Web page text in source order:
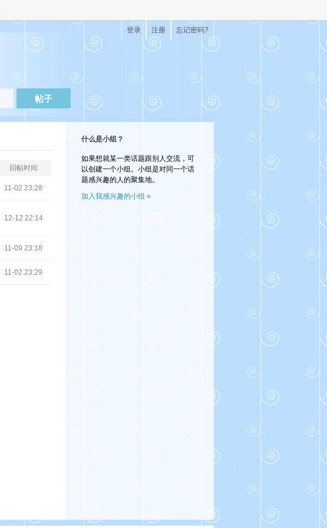
忘记密码?
注册
登录
帖子
回帖时间
11-02 23:28
12-12 22:14
11-09 23:18
11-02 23:29
什么是小组？
如果想就某一类话题跟别人交流，可
以创建一个小组。小组是对同一个话
题感兴趣的人的聚集地。
加入我感兴趣的小组 »